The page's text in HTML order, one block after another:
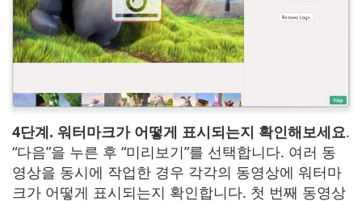
4단계. 워터마크가 어떻게 표시되는지 확인해보세요.
“다음”을 누른 후 “미리보기”를 선택합니다. 여러 동
영상을 동시에 작업한 경우 각각의 동영상에 워터마
크가 어떻게 표시되는지 확인합니다. 첫 번째 동영상